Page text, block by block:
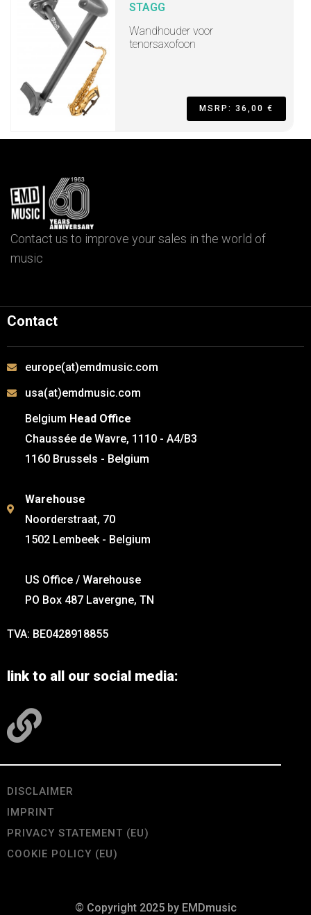
STAGG
Wandhouder voor
tenorsaxofoon
MSRP: 36,00 €
Contact us to improve your sales in the world of
music
Contact
europe(at)emdmusic.com
usa(at)emdmusic.com
Belgium Head Office
Chaussée de Wavre, 1110 - A4/B3
1160 Brussels - Belgium
Warehouse
Noorderstraat, 70
1502 Lembeek - Belgium
US Office / Warehouse
PO Box 487 Lavergne, TN
TVA: BE0428918855
link to all our social media:
DISCLAIMER
IMPRINT
PRIVACY STATEMENT (EU)
COOKIE POLICY (EU)
© Copyright 2025 by EMDmusic